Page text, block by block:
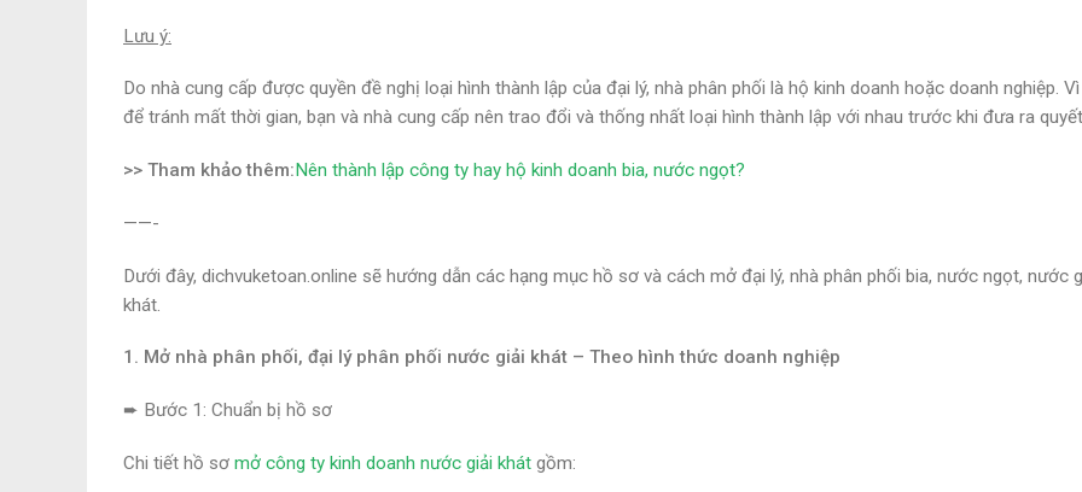
Lưu ý:
Do nhà cung cấp được quyền đề nghị loại hình thành lập của đại lý, nhà phân phối là hộ kinh doanh hoặc doanh nghiệp.
để tránh mất thời gian, bạn và nhà cung cấp nên trao đổi và thống nhất loại hình thành lập với nhau trước khi đưa ra
>> Tham khảo thêm:Nên thành lập công ty hay hộ kinh doanh bia, nước ngọt?
——-
Dưới đây, dichvuketoan.online sẽ hướng dẫn các hạng mục hồ sơ và cách mở đại lý, nhà phân phối bia, nước ngọt, nước
khát.
1. Mở nhà phân phối, đại lý phân phối nước giải khát – Theo hình thức doanh nghiệp
➨ Bước 1: Chuẩn bị hồ sơ
Chi tiết hồ sơ mở công ty kinh doanh nước giải khát gồm: